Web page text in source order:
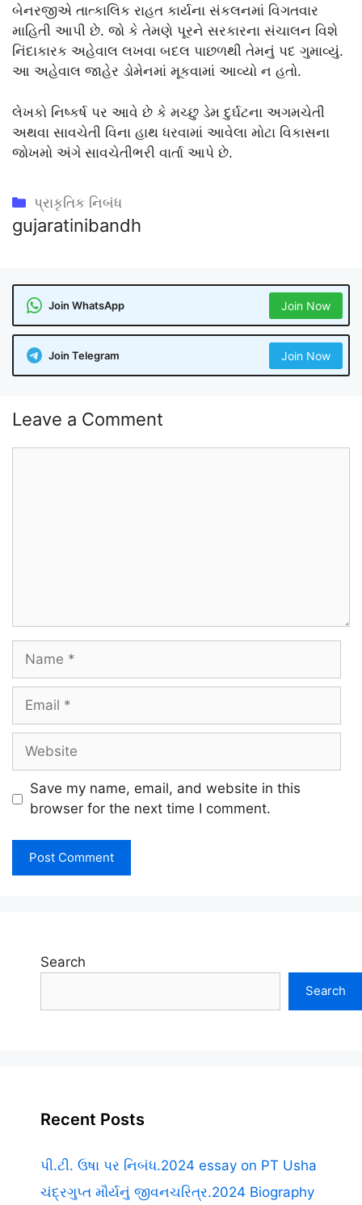
બેનરજીએ તાત્કાલિક રાહત કાર્યના સંકલનમાં વિગતવાર
માહિતી આપી છે. જો કે તેમણે પૂરને સરકારના સંચાલન વિશે
નિંદાકારક અહેવાલ લખવા બદલ પાછળથી તેમનું પદ ગુમાવ્યું.
આ અહેવાલ જાહેર ડોમેનમાં મૂકવામાં આવ્યો ન હતો.
લેખકો નિષ્કર્ષ પર આવે છે કે મચ્છુ ડેમ દુર્ઘટના અગમચેતી
અથવા સાવચેતી વિના હાથ ધરવામાં આવેલા મોટા વિકાસના
જોખમો અંગે સાવચેતીભરી વાર્તા આપે છે.
Categories
પ્રાકૃતિક નિબંધ
gujaratinibandh
Join WhatsApp Join Now
Join Telegram Join Now
Leave a Comment
Name
Email
Website
Save my name, email, and website in this
browser for the next time I comment.
Search
Search
Recent Posts
પી.ટી. ઉષા પર નિબંધ.2024 essay on PT Usha
ચંદ્રગુપ્ત મૌર્યનું જીવનચરિત્ર.2024 Biography